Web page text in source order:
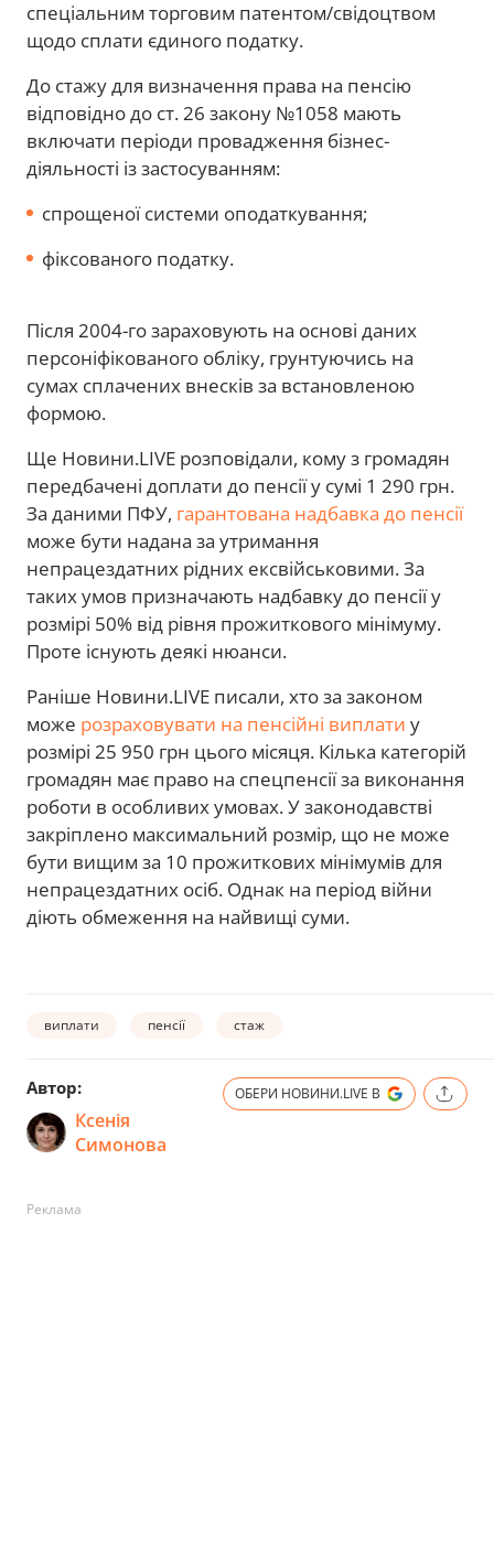
спеціальним торговим патентом/свідоцтвом
щодо сплати єдиного податку.
До стажу для визначення права на пенсію
відповідно до ст. 26 закону №1058 мають
включати періоди провадження бізнес-
діяльності із застосуванням:
спрощеної системи оподаткування;
фіксованого податку.
Після 2004-го зараховують на основі даних
персоніфікованого обліку, грунтуючись на
сумах сплачених внесків за встановленою
формою.
Ще Новини.LIVE розповідали, кому з громадян
передбачені доплати до пенсії у сумі 1 290 грн.
За даними ПФУ, гарантована надбавка до пенсії
може бути надана за утримання
непрацездатних рідних ексвійськовими. За
таких умов призначають надбавку до пенсії у
розмірі 50% від рівня прожиткового мінімуму.
Проте існують деякі нюанси.
Раніше Новини.LIVE писали, хто за законом
може розраховувати на пенсійні виплати у
розмірі 25 950 грн цього місяця. Кілька категорій
громадян має право на спецпенсії за виконання
роботи в особливих умовах. У законодавстві
закріплено максимальний розмір, що не може
бути вищим за 10 прожиткових мінімумів для
непрацездатних осіб. Однак на період війни
діють обмеження на найвищі суми.
виплати пенсії стаж
Автор:
Ксенія
Симонова
ОБЕРИ НОВИНИ.LIVE В
Реклама